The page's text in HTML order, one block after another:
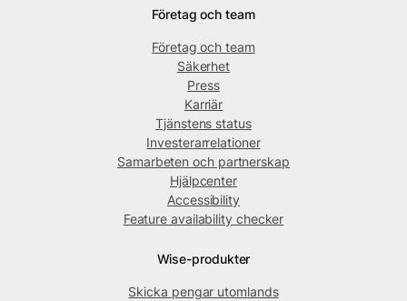
Företag och team
Företag och team
Säkerhet
Press
Karriär
Tjänstens status
Investerarrelationer
Samarbeten och partnerskap
Hjälpcenter
Accessibility
Feature availability checker
Wise-produkter
Skicka pengar utomlands